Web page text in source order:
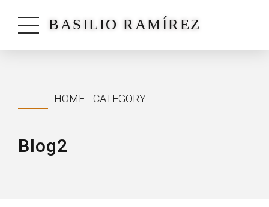
BASILIO RAMÍREZ
HOME CATEGORY
Blog2